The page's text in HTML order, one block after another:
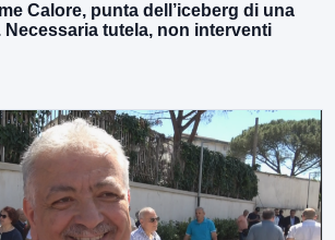
Calore, punta dell’iceberg di una
tutela, non interventi